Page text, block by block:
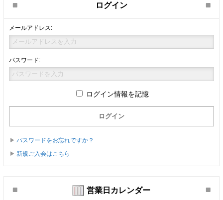
ログイン
メールアドレス:
パスワード:
ログイン情報を記憶
パスワードをお忘れですか？
新規ご入会はこちら
営業日カレンダー